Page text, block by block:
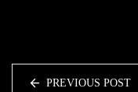
PREVIOUS POST